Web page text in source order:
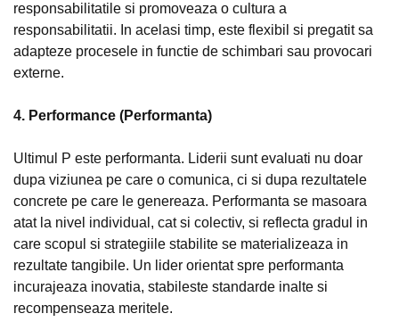
responsabilitatile si promoveaza o cultura a
responsabilitatii. In acelasi timp, este flexibil si pregatit sa
adapteze procesele in functie de schimbari sau provocari
externe.
4. Performance (Performanta)
Ultimul P este performanta. Liderii sunt evaluati nu doar
dupa viziunea pe care o comunica, ci si dupa rezultatele
concrete pe care le genereaza. Performanta se masoara
atat la nivel individual, cat si colectiv, si reflecta gradul in
care scopul si strategiile stabilite se materializeaza in
rezultate tangibile. Un lider orientat spre performanta
incurajeaza inovatia, stabileste standarde inalte si
recompenseaza meritele.